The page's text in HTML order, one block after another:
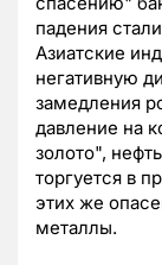
падения
Азиатские
негативную
замедления
давление на
золото",
торгуется в
этих же
металлы.